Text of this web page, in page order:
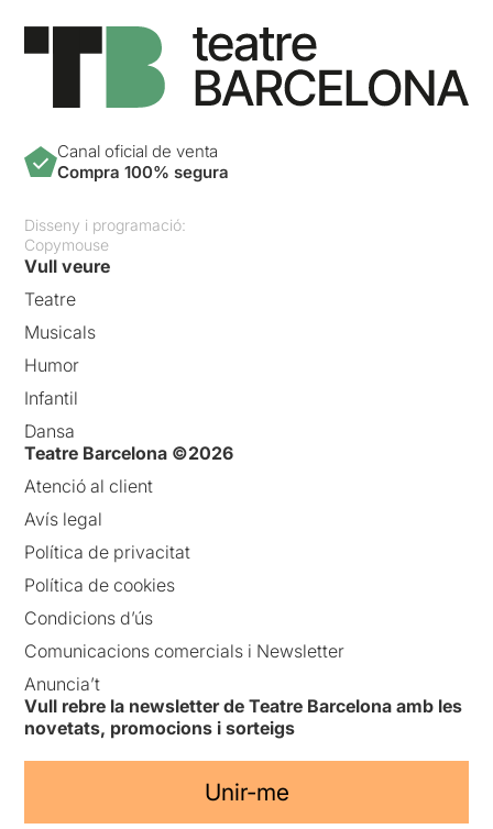
Canal oficial de venta
Compra 100% segura
Disseny i programació:
Copymouse
Vull veure
Teatre
Musicals
Humor
Infantil
Dansa
Teatre Barcelona ©2026
Atenció al client
Avís legal
Política de privacitat
Política de cookies
Condicions d’ús
Comunicacions comercials i Newsletter
Anuncia’t
Vull rebre la newsletter de Teatre Barcelona amb les
novetats, promocions i sorteigs
Unir-me